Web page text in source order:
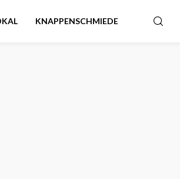
KNAPPENSCHMIEDE